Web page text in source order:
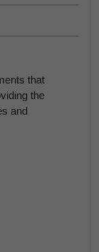
that
the
and